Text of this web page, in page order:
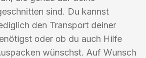
sind. Du kannst
den Transport deiner
oder ob du auch Hilfe
wünschst. Auf Wunsch